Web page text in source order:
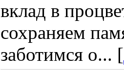
вклад в
сохраняем
заботимся о... [